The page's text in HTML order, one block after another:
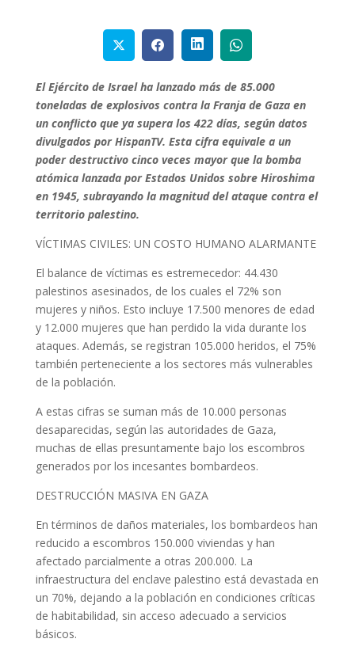
El Ejército de Israel ha lanzado más de 85.000
toneladas de explosivos contra la Franja de Gaza en
un conflicto que ya supera los 422 días, según datos
divulgados por HispanTV. Esta cifra equivale a un
poder destructivo cinco veces mayor que la bomba
atómica lanzada por Estados Unidos sobre Hiroshima
en 1945, subrayando la magnitud del ataque contra el
territorio palestino.
VÍCTIMAS CIVILES: UN COSTO HUMANO ALARMANTE
El balance de víctimas es estremecedor: 44.430
palestinos asesinados, de los cuales el 72% son
mujeres y niños. Esto incluye 17.500 menores de edad
y 12.000 mujeres que han perdido la vida durante los
ataques. Además, se registran 105.000 heridos, el 75%
también perteneciente a los sectores más vulnerables
de la población.
A estas cifras se suman más de 10.000 personas
desaparecidas, según las autoridades de Gaza,
muchas de ellas presuntamente bajo los escombros
generados por los incesantes bombardeos.
DESTRUCCIÓN MASIVA EN GAZA
En términos de daños materiales, los bombardeos han
reducido a escombros 150.000 viviendas y han
afectado parcialmente a otras 200.000. La
infraestructura del enclave palestino está devastada en
un 70%, dejando a la población en condiciones críticas
de habitabilidad, sin acceso adecuado a servicios
básicos.